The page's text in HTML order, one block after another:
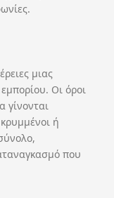
μιας
Οι όροι
γίνονται
ή
που